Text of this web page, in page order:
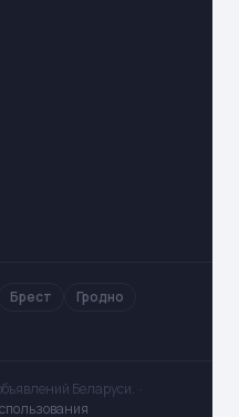
Брест
Гродно
Беларуси. ·